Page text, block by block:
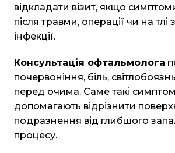
відкладати візит, якщо
після травми, операції чи на тлі
інфекції.
Консультація офтальмолога
почервоніння, біль,
перед очима. Саме такі
допомагають відрізнити
подразнення від глибшого
процесу.